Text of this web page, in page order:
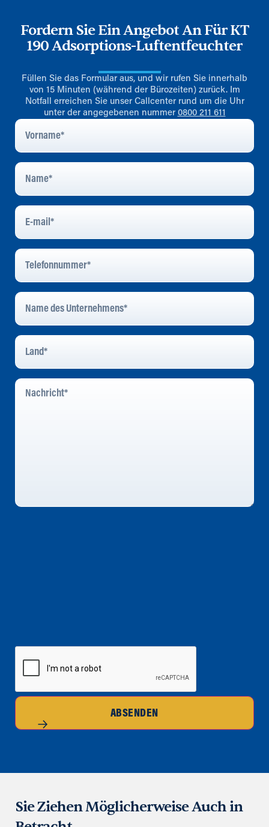
Fordern Sie Ein Angebot An Für KT
190 Adsorptions-Luftentfeuchter
Füllen Sie das Formular aus, und wir rufen Sie innerhalb
von 15 Minuten (während der Bürozeiten) zurück. Im
Notfall erreichen Sie unser Callcenter rund um die Uhr
unter der angegebenen nummer 0800 211 611
Vorname
Name
E-
Mail*
Telefonnummer
Name
Des
Unternehmens
Land
Nachricht
CAPTCHA
ABSENDEN
Sie Ziehen Möglicherweise Auch in